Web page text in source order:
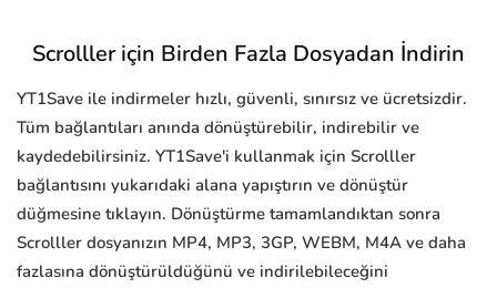
Scrolller için Birden Fazla Dosyadan İndirin
YT1Save ile indirmeler hızlı, güvenli, sınırsız ve ücretsizdir.
Tüm bağlantıları anında dönüştürebilir, indirebilir ve
kaydedebilirsiniz. YT1Save'i kullanmak için Scrolller
bağlantısını yukarıdaki alana yapıştırın ve dönüştür
düğmesine tıklayın. Dönüştürme tamamlandıktan sonra
Scrolller dosyanızın MP4, MP3, 3GP, WEBM, M4A ve daha
fazlasına dönüştürüldüğünü ve indirilebileceğini